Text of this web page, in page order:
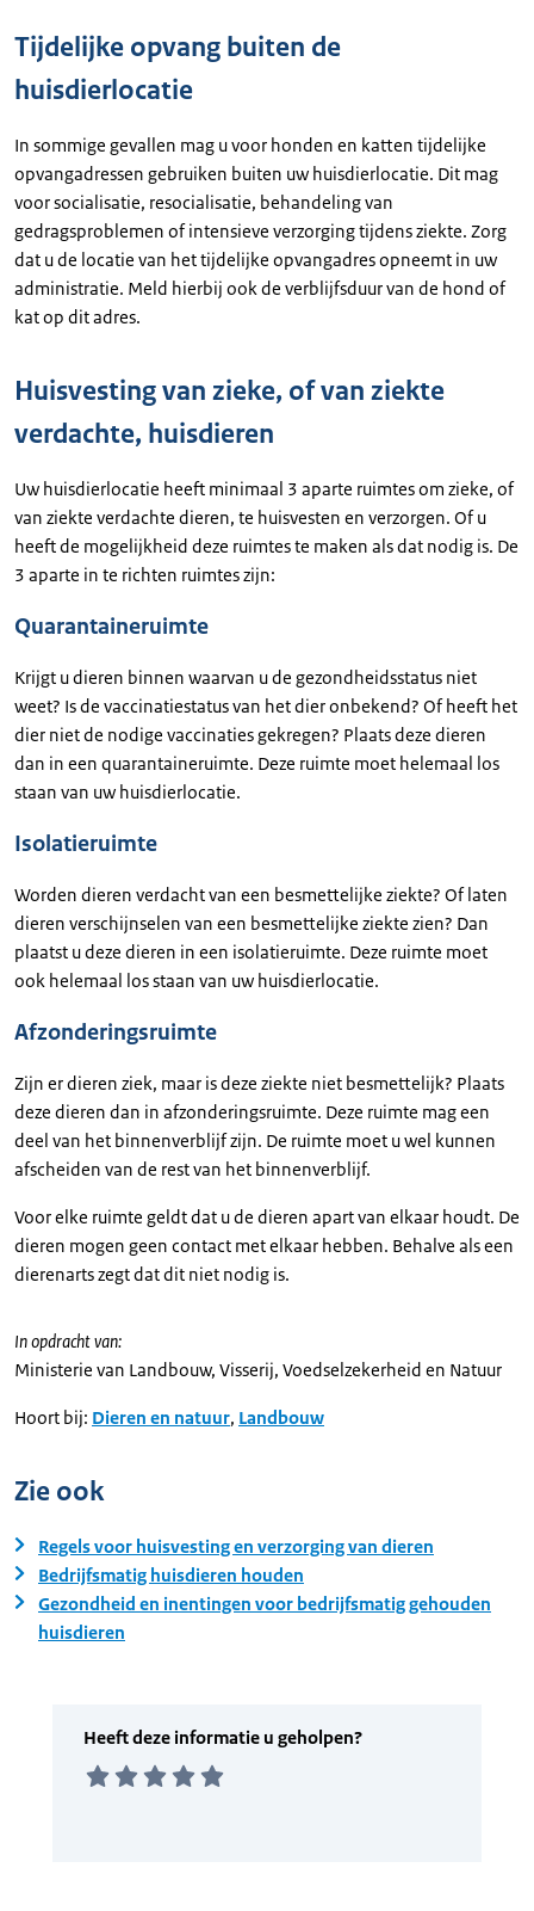
Tijdelijke opvang buiten de
huisdierlocatie
In sommige gevallen mag u voor honden en katten tijdelijke
opvangadressen gebruiken buiten uw huisdierlocatie. Dit mag
voor socialisatie, resocialisatie, behandeling van
gedragsproblemen of intensieve verzorging tijdens ziekte. Zorg
dat u de locatie van het tijdelijke opvangadres opneemt in uw
administratie. Meld hierbij ook de verblijfsduur van de hond of
kat op dit adres.
Huisvesting van zieke, of van ziekte
verdachte, huisdieren
Uw huisdierlocatie heeft minimaal 3 aparte ruimtes om zieke, of
van ziekte verdachte dieren, te huisvesten en verzorgen. Of u
heeft de mogelijkheid deze ruimtes te maken als dat nodig is. De
3 aparte in te richten ruimtes zijn:
Quarantaineruimte
Krijgt u dieren binnen waarvan u de gezondheidsstatus niet
weet? Is de vaccinatiestatus van het dier onbekend? Of heeft het
dier niet de nodige vaccinaties gekregen? Plaats deze dieren
dan in een quarantaineruimte. Deze ruimte moet helemaal los
staan van uw huisdierlocatie.
Isolatieruimte
Worden dieren verdacht van een besmettelijke ziekte? Of laten
dieren verschijnselen van een besmettelijke ziekte zien? Dan
plaatst u deze dieren in een isolatieruimte. Deze ruimte moet
ook helemaal los staan van uw huisdierlocatie.
Afzonderingsruimte
Zijn er dieren ziek, maar is deze ziekte niet besmettelijk? Plaats
deze dieren dan in afzonderingsruimte. Deze ruimte mag een
deel van het binnenverblijf zijn. De ruimte moet u wel kunnen
afscheiden van de rest van het binnenverblijf.
Voor elke ruimte geldt dat u de dieren apart van elkaar houdt. De
dieren mogen geen contact met elkaar hebben. Behalve als een
dierenarts zegt dat dit niet nodig is.
In opdracht van:
Ministerie van Landbouw, Visserij, Voedselzekerheid en Natuur
Hoort bij: Dieren en natuur, Landbouw
Zie ook
Regels voor huisvesting en verzorging van dieren
Bedrijfsmatig huisdieren houden
Gezondheid en inentingen voor bedrijfsmatig gehouden
huisdieren